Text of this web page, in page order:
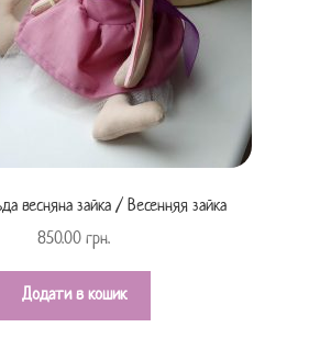
весняна зайка / Весенняя зайка
850.00 грн.
Додати в кошик